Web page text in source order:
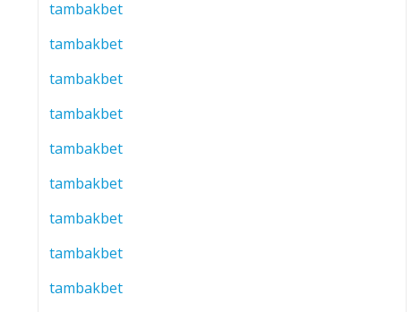
tambakbet
tambakbet
tambakbet
tambakbet
tambakbet
tambakbet
tambakbet
tambakbet
tambakbet